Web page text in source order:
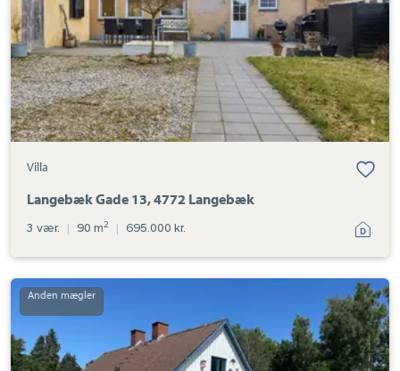
Villa
Langebæk Gade 13, 4772 Langebæk
3 vær. | 90 m2 | 695.000 kr.
Villa:
Bondegårdstræde
4772
Langebæk